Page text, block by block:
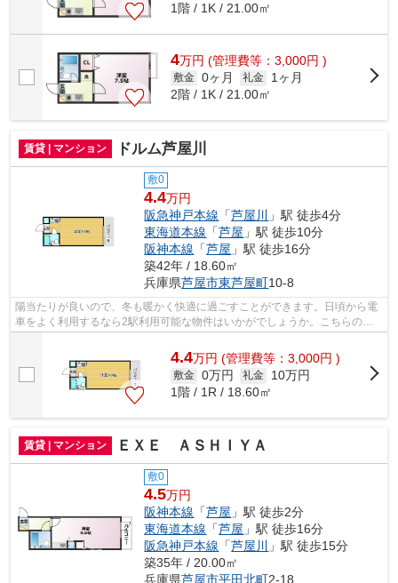
1階 / 1K / 21.00㎡
4万円 (管理費等：3,000円 )
敷金 0ヶ月 礼金
1ヶ月
2階 / 1K / 21.00㎡
賃貸 | マンション ドルム芦屋川
敷0
4.4万円
阪急神戸本線 「芦屋川 」駅 徒歩4分
東海道本線 「芦屋 」駅 徒歩10分
阪神本線 「芦屋 」駅 徒歩16分
築42年 / 18.60㎡
兵庫県芦屋市東芦屋町10-8
陽当たりが良いので、冬も暖かく快適に過ごすことができます。日頃から電
車をよく利用するなら2駅利用可能な物件はいかがでしょうか。こちらの物
件はマンションです。ぜひご覧いただき...
4.4万円 (管理費等：3,000円 )
敷金 0万円 礼金
10万円
1階 / 1R / 18.60㎡
賃貸 | マンション ＥＸＥ ＡＳＨＩＹＡ
敷0
4.5万円
阪神本線 「芦屋 」駅 徒歩2分
東海道本線 「芦屋 」駅 徒歩16分
阪急神戸本線 「芦屋川
」駅 徒歩15分
築35年 / 20.00㎡
兵庫県芦屋市平田北町2-18